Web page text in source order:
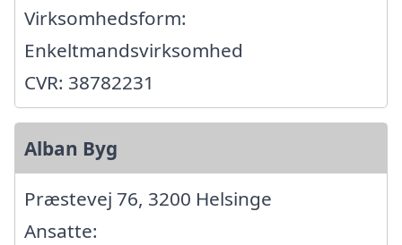
Virksomhedsform:
Enkeltmandsvirksomhed
CVR: 38782231
Alban Byg
Præstevej 76, 3200 Helsinge
Ansatte: